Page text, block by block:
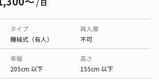
/ 日
タイプ
機械式（有人）
再入庫
不可
車幅
205cm 以下
高さ
155cm 以下